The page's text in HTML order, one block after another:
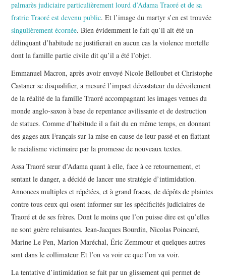
palmarès judiciaire particulièrement lourd d’Adama Traoré et de sa
fratrie Traoré est devenu public. Et l’image du martyr s’en est trouvée
singulièrement écornée. Bien évidemment le fait qu’il ait été un
délinquant d’habitude ne justifierait en aucun cas la violence mortelle
dont la famille partie civile dit qu’il a été l’objet.
Emmanuel Macron, après avoir envoyé Nicole Belloubet et Christophe
Castaner se disqualifier, a mesuré l’impact dévastateur du dévoilement
de la réalité de la famille Traoré accompagnant les images venues du
monde anglo-saxon à base de repentance avilissante et de destruction
de statues. Comme d’habitude il a fait du en même temps, en donnant
des gages aux Français sur la mise en cause de leur passé et en flattant
le racialisme victimaire par la promesse de nouveaux textes.
Assa Traoré sœur d’Adama quant à elle, face à ce retournement, et
sentant le danger, a décidé de lancer une stratégie d’intimidation.
Annonces multiples et répétées, et à grand fracas, de dépôts de plaintes
contre tous ceux qui osent informer sur les spécificités judiciaires de
Traoré et de ses frères. Dont le moins que l’on puisse dire est qu’elles
ne sont guère reluisantes. Jean-Jacques Bourdin, Nicolas Poincaré,
Marine Le Pen, Marion Maréchal, Éric Zemmour et quelques autres
sont dans le collimateur Et l’on va voir ce que l’on va voir.
La tentative d’intimidation se fait par un glissement qui permet de